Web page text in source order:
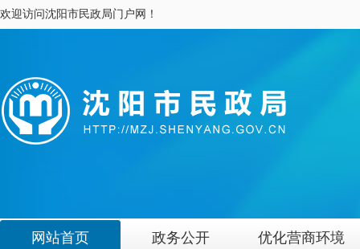
欢迎访问沈阳市民政局门户网！
网站首页 政务公开 优化营商环境